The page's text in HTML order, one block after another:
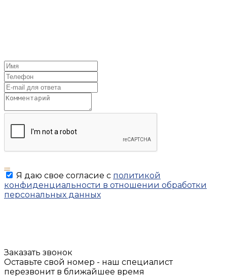
Я даю свое согласие с политикой
конфиденциальности в отношении обработки
персональных данных
Заказать звонок
Оставьте свой номер - наш специалист
перезвонит в ближайшее время